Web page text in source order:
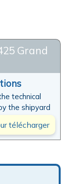
Grand
technical
the shipyard
télécharger